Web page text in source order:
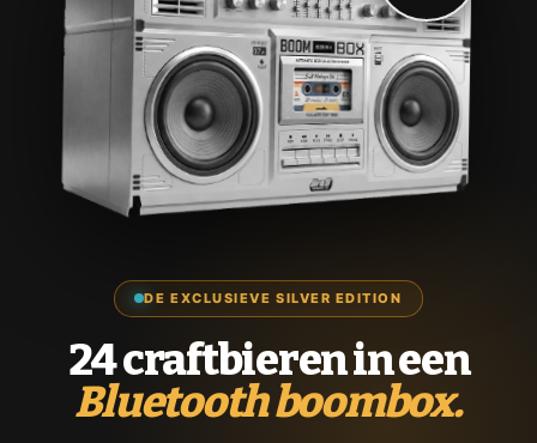
DE EXCLUSIEVE SILVER EDITION
24 craftbieren in een
Bluetooth boombox.